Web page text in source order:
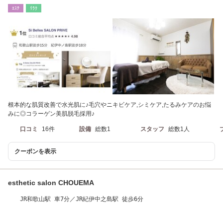
ｴｽﾃ ﾘﾗｸ
根本的な肌質改善で水光肌に♪毛穴やニキビケア,シミケア,たるみケアのお悩
みに◎コラーゲン美肌脱毛採用♪
口コミ 16件 設備 総数1 スタッフ 総数1人
クーポンを表示
esthetic salon CHOUEMA
JR和歌山駅 車7分／JR紀伊中之島駅 徒歩6分